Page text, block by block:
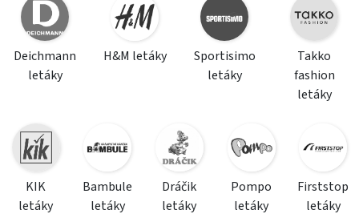
Deichmann
letáky
H&M letáky
Sportisimo
letáky
Takko
fashion
letáky
KIK
letáky
Bambule
letáky
Dráčik
letáky
Pompo
letáky
Firststop
letáky